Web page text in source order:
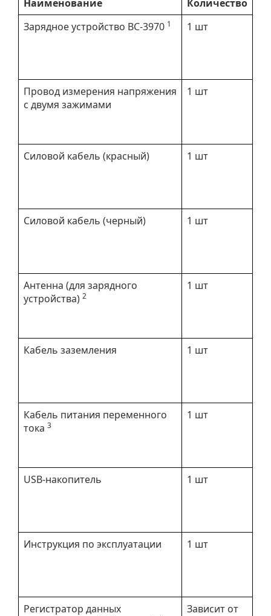
Наименование
Количество
Зарядное устройство BC-3970 1 1 шт
Провод измерения напряжения
с двумя зажимами
1 шт
Силовой кабель (красный) 1 шт
Силовой кабель (черный) 1 шт
Антенна (для зарядного
устройства) 2
1 шт
Кабель заземления 1 шт
Кабель питания переменного
тока 3
1 шт
USB-накопитель 1 шт
Инструкция по эксплуатации 1 шт
Регистратор данных
Зависит от